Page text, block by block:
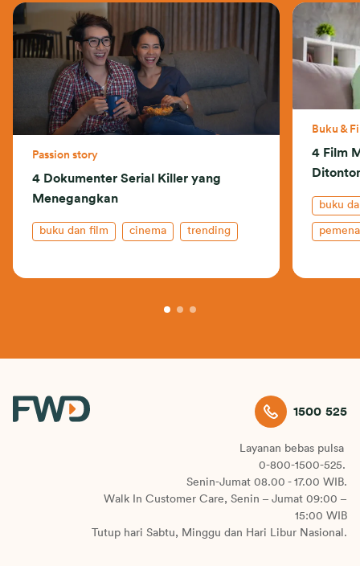
Passion story
4 Dokumenter Serial Killer yang
Menegangkan
buku dan film cinema trending
Buku &
4 Film
buku
1500 525
Layanan bebas pulsa
0-800-1500-525.
Senin-Jumat 08.00 - 17.00 WIB.
Walk In Customer Care, Senin – Jumat 09:00 –
15:00 WIB
Tutup hari Sabtu, Minggu dan Hari Libur Nasional.